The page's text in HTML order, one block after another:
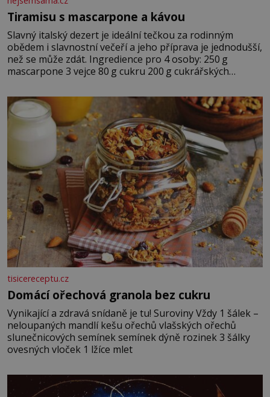
Tiramisu s mascarpone a kávou
Slavný italský dezert je ideální tečkou za rodinným
obědem i slavnostní večeří a jeho příprava je jednodušší,
než se může zdát. Ingredience pro 4 osoby: 250 g
mascarpone 3 vejce 80 g cukru 200 g cukrářských
posypání Postup: Oddělte žloutky od bílků. Žloutky
vyšlehejte s cukrem do světlé pěny a postupně do nich
vmíchejte mascarpone, aby vznikl hladký
tisicereceptu.cz
Domácí ořechová granola bez cukru
Vynikající a zdravá snídaně je tu! Suroviny Vždy 1 šálek –
neloupaných mandlí kešu ořechů vlašských ořechů
slunečnicových semínek semínek dýně rozinek 3 šálky
ovesných vloček 1 lžíce mlet